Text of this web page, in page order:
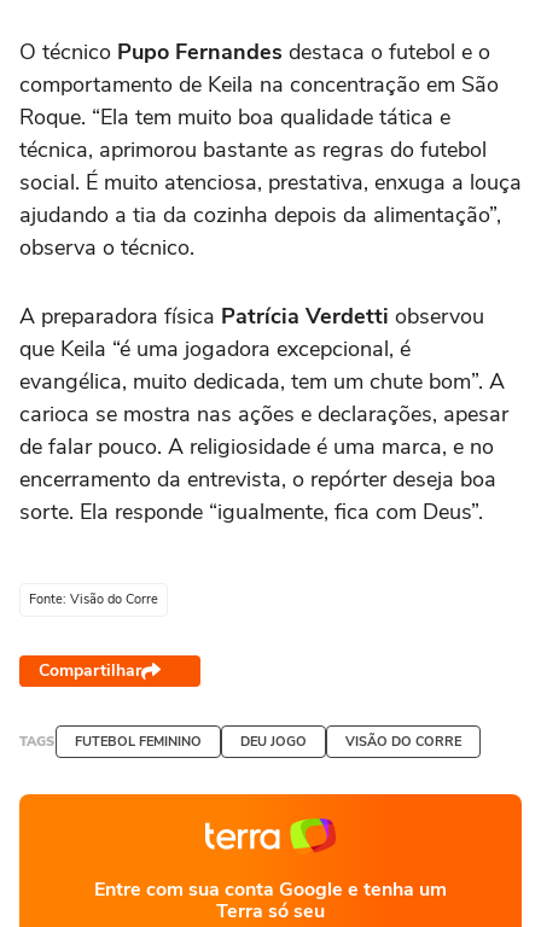
O técnico Pupo Fernandes destaca o futebol e o
comportamento de Keila na concentração em São
Roque. “Ela tem muito boa qualidade tática e
técnica, aprimorou bastante as regras do futebol
social. É muito atenciosa, prestativa, enxuga a louça
ajudando a tia da cozinha depois da alimentação”,
observa o técnico.
A preparadora física Patrícia Verdetti observou
que Keila “é uma jogadora excepcional, é
evangélica, muito dedicada, tem um chute bom”. A
carioca se mostra nas ações e declarações, apesar
de falar pouco. A religiosidade é uma marca, e no
encerramento da entrevista, o repórter deseja boa
sorte. Ela responde “igualmente, fica com Deus”.
Fonte: Visão do Corre
Compartilhar
TAGS FUTEBOL FEMININO DEU JOGO VISÃO DO CORRE
Entre com sua conta Google e tenha um
Terra só seu